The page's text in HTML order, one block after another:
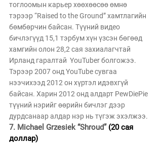
тоглоомын карьер хөөхөөсөө өмнө
тэрээр “Raised to the Ground” хамтлагийн
бөмбөрчин байсан. Түүний видео
бичлэгүүд 15,1 тэрбум хүн үзсэн бөгөөд
хамгийн олон 28,2 сая захиалагчтай
Ирланд гаралтай  YouTuber болгожээ.
Тэрээр 2007 онд YouTube сувгаа
нээчихээд 2012 он хүртэл идэвхгүй
байсан. Харин 2012 онд алдарт PewDiePie
түүний нэрийг өөрийн бичлэг дээр
дурдсанаар алдар нэр нь түгэж эхэлжээ.
7. Michael Grzesiek “Shroud” (20 сая
доллар)